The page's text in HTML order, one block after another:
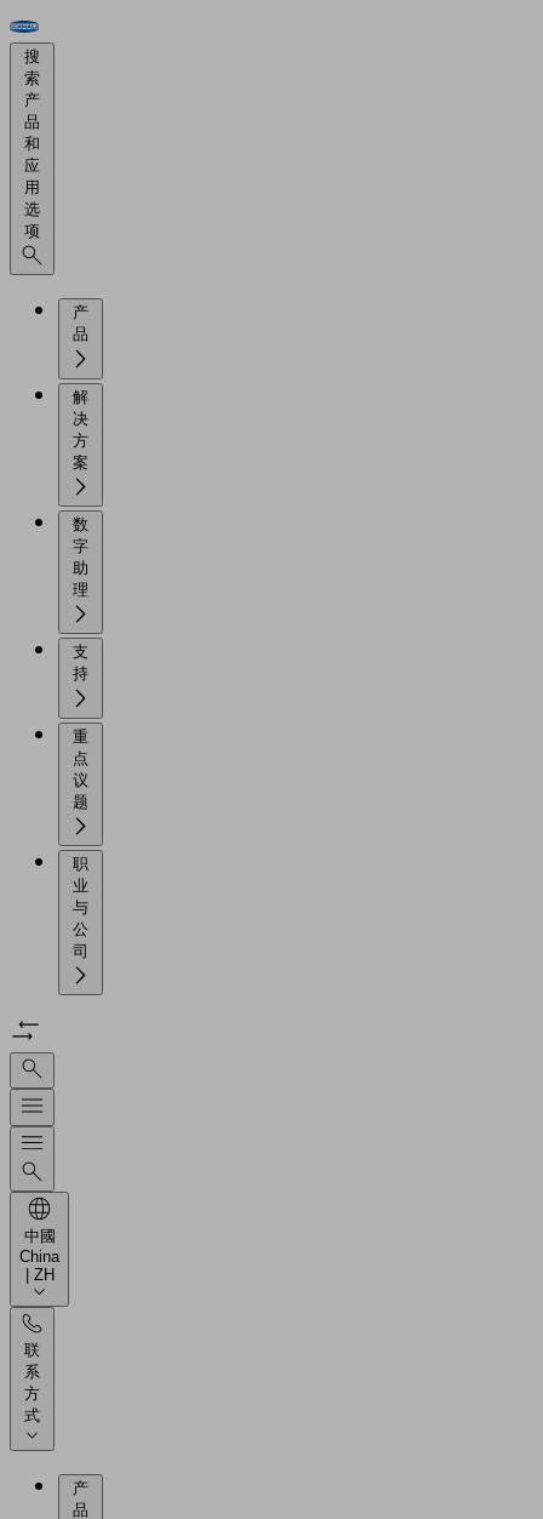
搜
索
产
品
和
应
用
选
项
产
解
决
方
数
字
助
支
重
点
议
职
业
与
公
中國
China
| ZH
联
系
方
式
产